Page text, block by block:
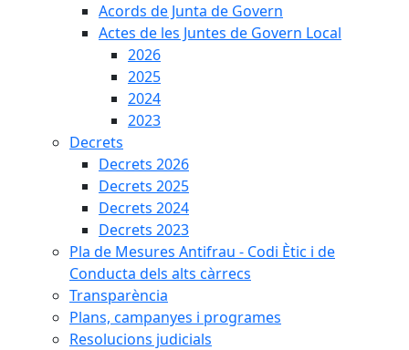
Acords de Junta de Govern
Actes de les Juntes de Govern Local
2026
2025
2024
2023
Decrets
Decrets 2026
Decrets 2025
Decrets 2024
Decrets 2023
Pla de Mesures Antifrau - Codi Ètic i de
Conducta dels alts càrrecs
Transparència
Plans, campanyes i programes
Resolucions judicials